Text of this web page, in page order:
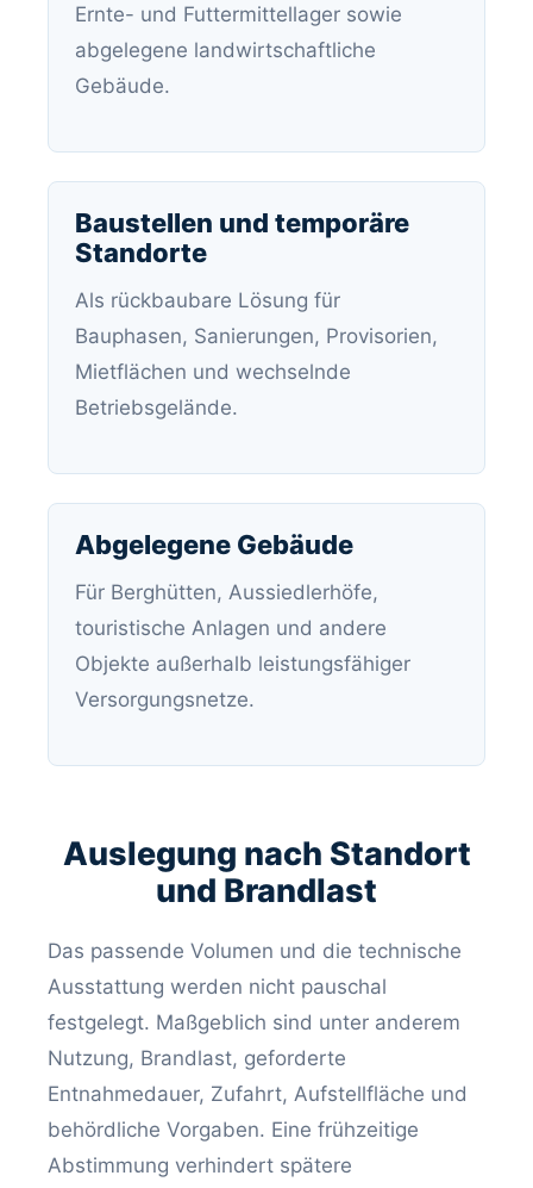
Ernte- und Futtermittellager sowie
abgelegene landwirtschaftliche
Gebäude.
Baustellen und temporäre
Standorte
Als rückbaubare Lösung für
Bauphasen, Sanierungen, Provisorien,
Mietflächen und wechselnde
Betriebsgelände.
Abgelegene Gebäude
Für Berghütten, Aussiedlerhöfe,
touristische Anlagen und andere
Objekte außerhalb leistungsfähiger
Versorgungsnetze.
Auslegung nach Standort
und Brandlast
Das passende Volumen und die technische
Ausstattung werden nicht pauschal
festgelegt. Maßgeblich sind unter anderem
Nutzung, Brandlast, geforderte
Entnahmedauer, Zufahrt, Aufstellfläche und
behördliche Vorgaben. Eine frühzeitige
Abstimmung verhindert spätere